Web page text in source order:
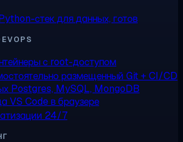
стек для данных, готов
с root-доступом
размещенный Git + CI/CD
Postgres, MySQL, MongoDB
VS Code в браузере
24/7